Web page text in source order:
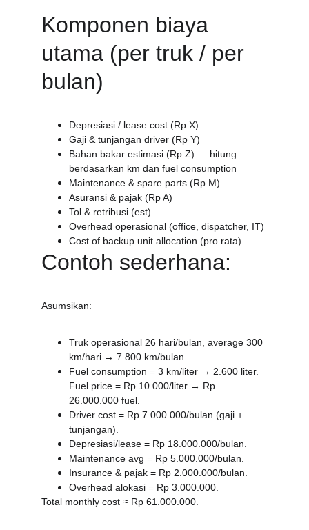
Komponen biaya
utama (per truk / per
bulan)
Depresiasi / lease cost (Rp X)
Gaji & tunjangan driver (Rp Y)
Bahan bakar estimasi (Rp Z) — hitung
berdasarkan km dan fuel consumption
Maintenance & spare parts (Rp M)
Asuransi & pajak (Rp A)
Tol & retribusi (est)
Overhead operasional (office, dispatcher, IT)
Cost of backup unit allocation (pro rata)
Contoh sederhana:
Asumsikan:
Truk operasional 26 hari/bulan, average 300
km/hari → 7.800 km/bulan.
Fuel consumption = 3 km/liter → 2.600 liter.
Fuel price = Rp 10.000/liter → Rp
26.000.000 fuel.
Driver cost = Rp 7.000.000/bulan (gaji +
tunjangan).
Depresiasi/lease = Rp 18.000.000/bulan.
Maintenance avg = Rp 5.000.000/bulan.
Insurance & pajak = Rp 2.000.000/bulan.
Overhead alokasi = Rp 3.000.000.
Total monthly cost ≈ Rp 61.000.000.